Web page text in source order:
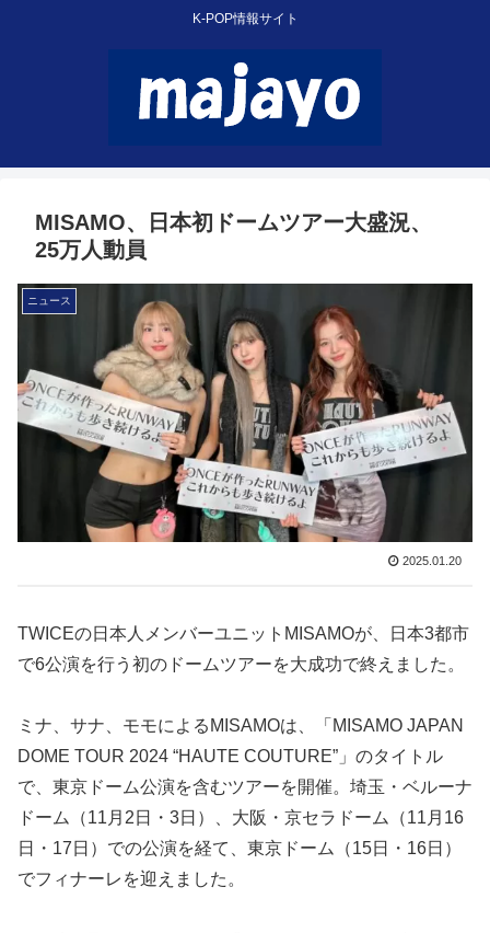
K-POP情報サイト
MISAMO、日本初ドームツアー大盛況、
25万人動員
ニュース
2025.01.20
TWICEの日本人メンバーユニットMISAMOが、日本3都市
で6公演を行う初のドームツアーを大成功で終えました。
ミナ、サナ、モモによるMISAMOは、「MISAMO JAPAN
DOME TOUR 2024 “HAUTE COUTURE”」のタイトル
で、東京ドーム公演を含むツアーを開催。埼玉・ベルーナ
ドーム（11月2日・3日）、大阪・京セラドーム（11月16
日・17日）での公演を経て、東京ドーム（15日・16日）
でフィナーレを迎えました。